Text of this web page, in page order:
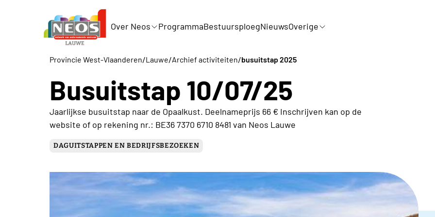
Over Neos ProgrammaBestuursploegNieuwsOverige
Provincie West-Vlaanderen/Lauwe/Archief activiteiten/busuitstap 2025
Busuitstap 10/07/25
Jaarlijkse busuitstap naar de Opaalkust. Deelnameprijs 66 € Inschrijven kan op de
website of op rekening nr.: BE36 7370 6710 8481 van Neos Lauwe
DAGUITSTAPPEN EN BEDRIJFSBEZOEKEN